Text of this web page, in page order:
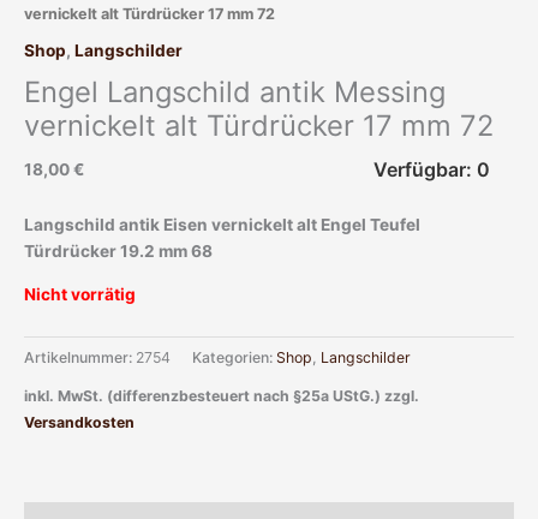
vernickelt alt Türdrücker 17 mm 72
Shop, Langschilder
Engel Langschild antik Messing
vernickelt alt Türdrücker 17 mm 72
18,00€ Verfügbar: 0
Langschild antik Eisen vernickelt alt Engel Teufel
Türdrücker 19.2 mm 68
Nicht vorrätig
Artikelnummer: 2754 Kategorien: Shop, Langschilder
inkl. MwSt. (differenzbesteuert nach §25a UStG.) zzgl.
Versandkosten